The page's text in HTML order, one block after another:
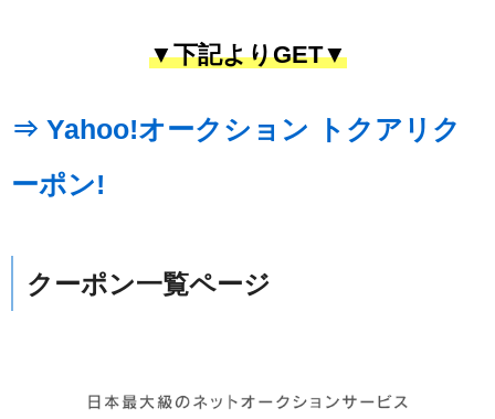
▼下記よりGET▼
⇒ Yahoo!オークション トクアリク
ーポン!
クーポン一覧ページ